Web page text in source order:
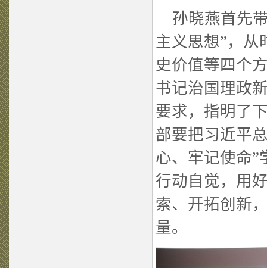
孙晓燕首先
主义思想”，从
史价值等四个
书记治国理政
要求，指明了
部要把习近平
心、牢记使命”
行动自觉，用
索、开拓创新
量。